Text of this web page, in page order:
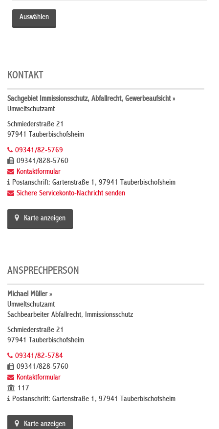
KONTAKT
Sachgebiet Immissionsschutz, Abfallrecht, Gewerbeaufsicht »
Umweltschutzamt
Schmiederstraße 21
97941 Tauberbischofsheim
09341/82-5769
09341/828-5760
Kontaktformular
Postanschrift: Gartenstraße 1, 97941 Tauberbischofsheim
Sichere Servicekonto-Nachricht senden
Karte anzeigen
ANSPRECHPERSON
Michael Müller »
Umweltschutzamt
Sachbearbeiter Abfallrecht, Immissionsschutz
Schmiederstraße 21
97941 Tauberbischofsheim
09341/82-5784
09341/828-5760
Kontaktformular
117
Postanschrift: Gartenstraße 1, 97941 Tauberbischofsheim
Karte anzeigen